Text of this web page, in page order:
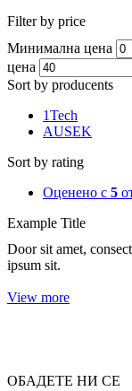
Filter by price
Минимална цена
цена
Sort by producents
1Tech
AUSEK
Sort by rating
Оценено с 5
Example Title
Door sit amet,
ipsum sit.
View more
ОБАДЕТЕ НИ СЕ